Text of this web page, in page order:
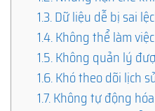
1.3.Dữ liệu dễ bị sai
1.4.Không thể làm
1.5.Không quản lý
1.6.Khó theo dõi lịch
1.7.Không tự động